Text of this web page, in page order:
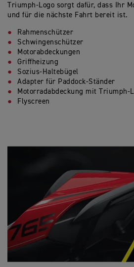
Triumph-Logo sorgt dafür, dass Ihr
und für die nächste Fahrt bereit ist.
Rahmenschützer
Schwingenschützer
Motorabdeckungen
Griffheizung
Sozius-Haltebügel
Adapter für Paddock-Ständer
Motorradabdeckung mit Triumph-
Flyscreen